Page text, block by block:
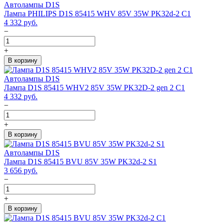
Автолампы D1S
Лампа PHILIPS D1S 85415 WHV 85V 35W PK32d-2 C1
4 332 руб.
−
+
В корзину
Автолампы D1S
Лампа D1S 85415 WHV2 85V 35W PK32D-2 gen 2 C1
4 332 руб.
−
+
В корзину
Автолампы D1S
Лампа D1S 85415 BVU 85V 35W PK32d-2 S1
3 656 руб.
−
+
В корзину